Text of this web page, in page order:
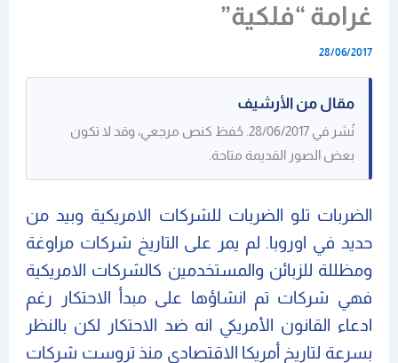
غرامة “فلكية”
28/06/2017
مقال من الأرشيف
نُشر في 28/06/2017. حُفظ كنص مرجعي، وقد لا تكون
بعض الصور القديمة متاحة.
الضربات تلو الضربات للشركات الامريكية وبيد من
حديد في اوروبا. لم يمر على التاريخ شركات مراوغة
ومظللة للزبائن والمستخدمين كالشركات الامريكية
فهي شركات تم انشاؤها على مبدأ الاحتكار رغم
ادعاء القانون الأمريكي انه ضد الاحتكار لكن بالنظر
بسرعة لتاريخ أمريكا الاقتصادي منذ تروست شركات